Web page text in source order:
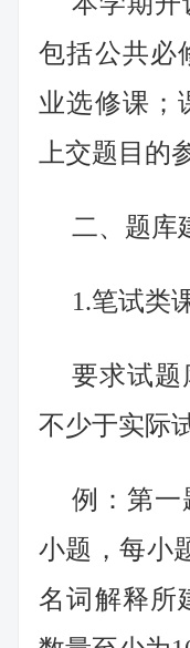
包括公共必
业选修课；
上交题目的
二、题库
1.笔试类
要求试题
不少于实际
例：第一
小题，每小
名词解释所